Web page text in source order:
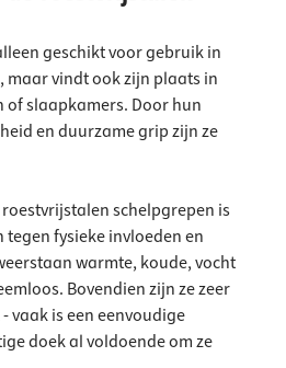
geschikt voor gebruik in
maar vindt ook zijn plaats in
slaapkamers. Door hun
en duurzame grip zijn ze
schelpgrepen is
tegen fysieke invloeden en
warmte, koude, vocht
Bovendien zijn ze zeer
vaak is een eenvoudige
doek al voldoende om ze